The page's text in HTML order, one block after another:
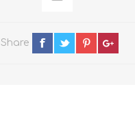
Share